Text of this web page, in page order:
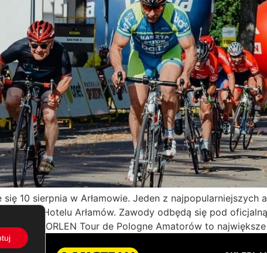
10 sierpnia w Arłamowie. Jeden z
w Hotelu Arłamów. Zawody odbędą się pod
dziś. ORLEN Tour de Pologne Amatorów to